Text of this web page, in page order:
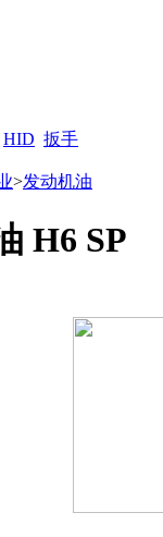
HID 扳手
>发动机油
H6 SP